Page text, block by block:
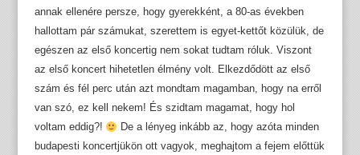
annak ellenére persze, hogy gyerekként, a 80-as években
hallottam pár számukat, szerettem is egyet-kettőt közülük, de
egészen az első koncertig nem sokat tudtam róluk. Viszont
az első koncert hihetetlen élmény volt. Elkezdődött az első
szám és fél perc után azt mondtam magamban, hogy na erről
van szó, ez kell nekem! És szidtam magamat, hogy hol
voltam eddig?!
De a lényeg inkább az, hogy azóta minden
budapesti koncertjükön ott vagyok, meghajtom a fejem előttük